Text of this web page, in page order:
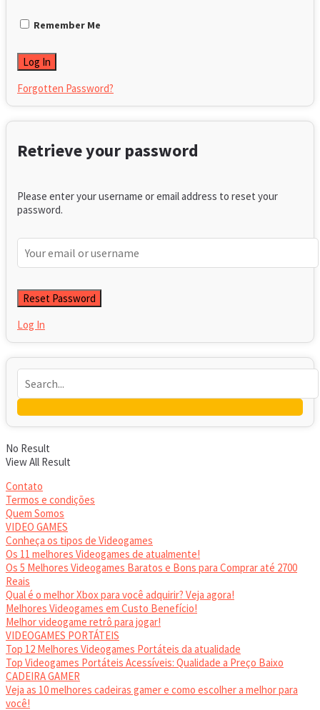
Remember Me
Forgotten Password?
Retrieve your password
Please enter your username or email address to reset your
password.
Log In
No Result
View All Result
Contato
Termos e condições
Quem Somos
VIDEO GAMES
Conheça os tipos de Videogames
Os 11 melhores Videogames de atualmente!
Os 5 Melhores Videogames Baratos e Bons para Comprar até 2700
Reais
Qual é o melhor Xbox para você adquirir? Veja agora!
Melhores Videogames em Custo Benefício!
Melhor videogame retrô para jogar!
VIDEOGAMES PORTÁTEIS
Top 12 Melhores Videogames Portáteis da atualidade
Top Videogames Portáteis Acessíveis: Qualidade a Preço Baixo
CADEIRA GAMER
Veja as 10 melhores cadeiras gamer e como escolher a melhor para
você!